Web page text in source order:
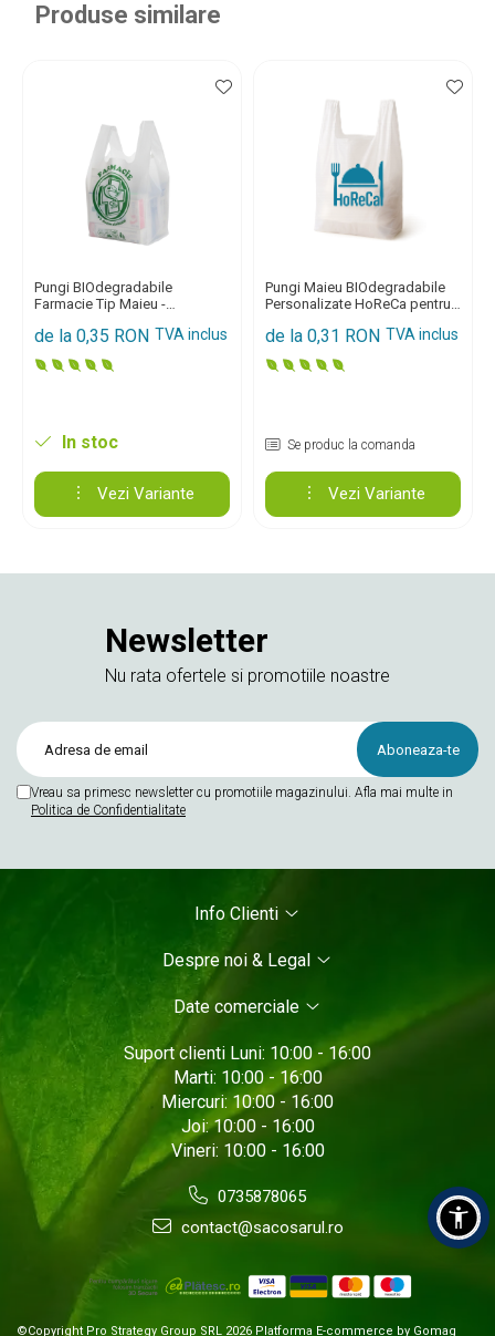
Produse similare
Pungi BIOdegradabile
Farmacie Tip Maieu -
de la 0,35 RON TVA inclus
In stoc
Vezi Variante
Pungi Maieu BIOdegradabile
Personalizate HoReCa pentru
Delivery
de la 0,31 RON TVA inclus
Se produc la comanda
Vezi Variante
Newsletter
Nu rata ofertele si promotiile noastre
Vreau sa primesc newsletter cu promotiile magazinului. Afla mai multe in
Politica de Confidentialitate
Info Clienti
Despre noi & Legal
Date comerciale
Suport clienti Luni: 10:00 - 16:00
Marti: 10:00 - 16:00
Miercuri: 10:00 - 16:00
Joi: 10:00 - 16:00
Vineri: 10:00 - 16:00
0735878065
contact@sacosarul.ro
©Copyright Pro Strategy Group SRL 2026 Platforma E-commerce by Gomag